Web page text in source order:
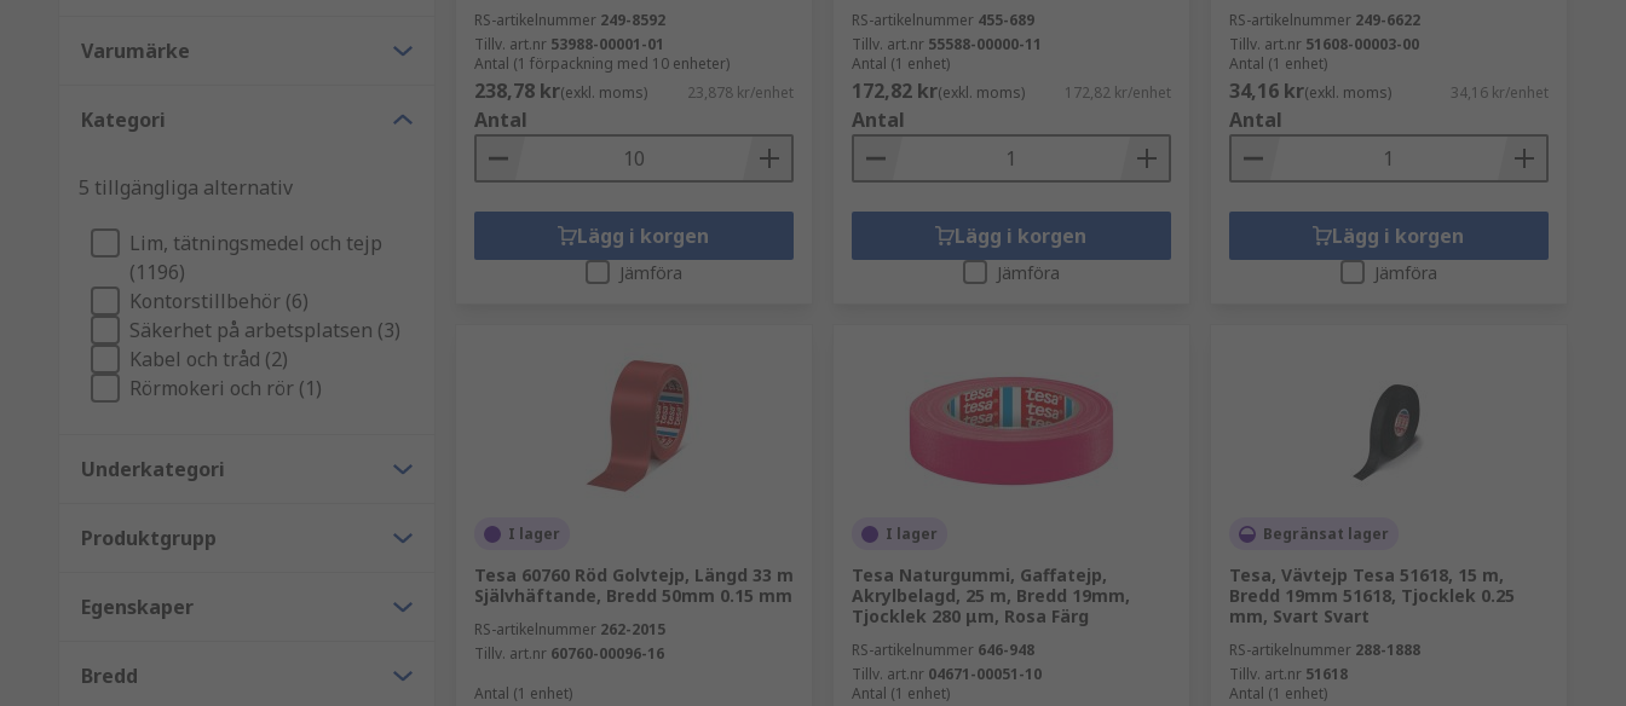
Varumärke
Kategori
5 tillgängliga alternativ
Lim, tätningsmedel och tejp
(1196)
Kontorstillbehör (6)
Säkerhet på arbetsplatsen (3)
Kabel och tråd (2)
Rörmokeri och rör (1)
Underkategori
Produktgrupp
Egenskaper
Bredd
RS-artikelnummer 249-8592
Tillv. art.nr 53988-00001-01
Antal (1 förpackning med 10 enheter)
238,78 kr(exkl. moms) 23,878 kr/enhet
Antal
Lägg i korgen
Jämföra
RS-artikelnummer 455-689
Tillv. art.nr 55588-00000-11
Antal (1 enhet)
172,82 kr(exkl. moms) 172,82 kr/enhet
Antal
Lägg i korgen
Jämföra
RS-artikelnummer 249-6622
Tillv. art.nr 51608-00003-00
Antal (1 enhet)
34,16 kr(exkl. moms) 34,16 kr/enhet
Antal
Lägg i korgen
Jämföra
I lager
Tesa 60760 Röd Golvtejp, Längd 33 m
Självhäftande, Bredd 50mm 0.15 mm
RS-artikelnummer 262-2015
Tillv. art.nr 60760-00096-16
Antal (1 enhet)
I lager
Tesa Naturgummi, Gaffatejp,
Akrylbelagd, 25 m, Bredd 19mm,
Tjocklek 280 μm, Rosa Färg
RS-artikelnummer 646-948
Tillv. art.nr 04671-00051-10
Antal (1 enhet)
Begränsat lager
Tesa, Vävtejp Tesa 51618, 15 m,
Bredd 19mm 51618, Tjocklek 0.25
mm, Svart Svart
RS-artikelnummer 288-1888
Tillv. art.nr 51618
Antal (1 enhet)